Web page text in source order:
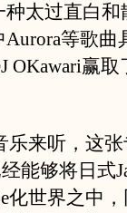
太过直白和
等歌曲
OKawari赢取
来听，这张
能够将日式
化世界之中